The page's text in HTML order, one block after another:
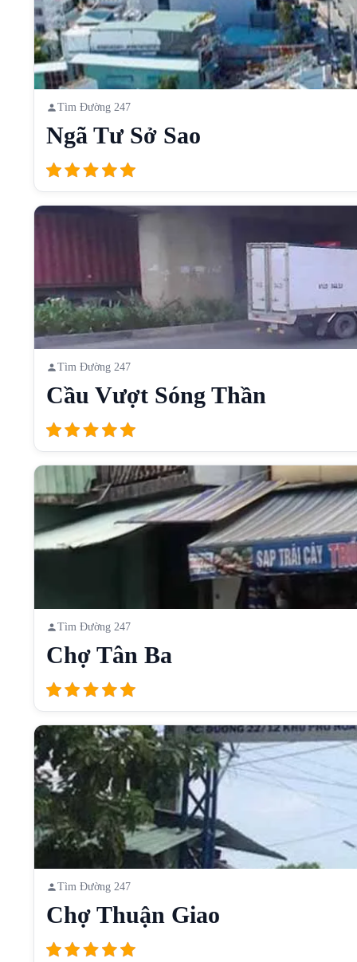
Tìm Đường 247
Ngã Tư Sở Sao
Tìm Đường 247
Cầu Vượt Sóng Thần
Tìm Đường 247
Chợ Tân Ba
Tìm Đường 247
Chợ Thuận Giao